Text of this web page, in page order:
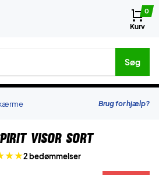
0
Kurv
mærker etc.
Søg
Brug for hjælp?
Visor Sort
2 bedømmelser